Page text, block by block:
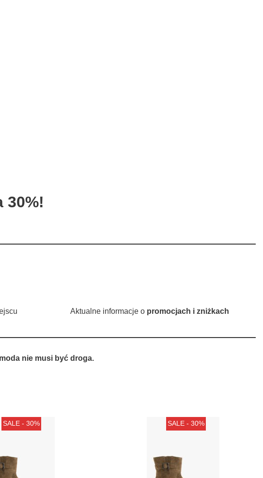
30%!
Aktualne informacje o promocjach i zniżkach
nie musi być droga.
SALE - 30% SALE - 30%